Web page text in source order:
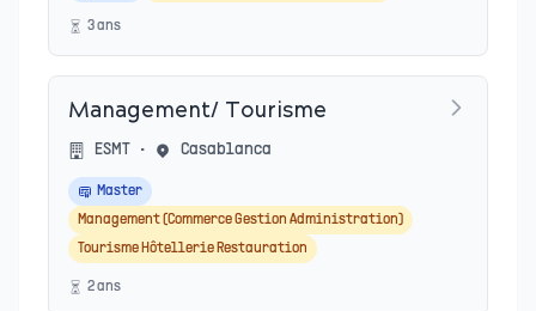
3ans
Management/ Tourisme
ESMT • Casablanca
Master
Management (Commerce Gestion Administration)
Tourisme Hôtellerie Restauration
2ans